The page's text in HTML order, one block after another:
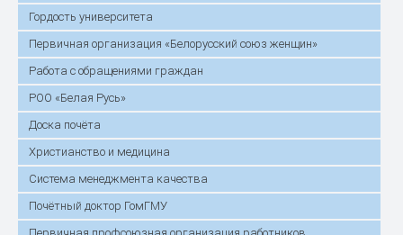
Гордость университета
Первичная организация «Белорусский союз женщин»
Работа с обращениями граждан
РОО «Белая Русь»
Доска почёта
Христианство и медицина
Система менеджмента качества
Почётный доктор ГомГМУ